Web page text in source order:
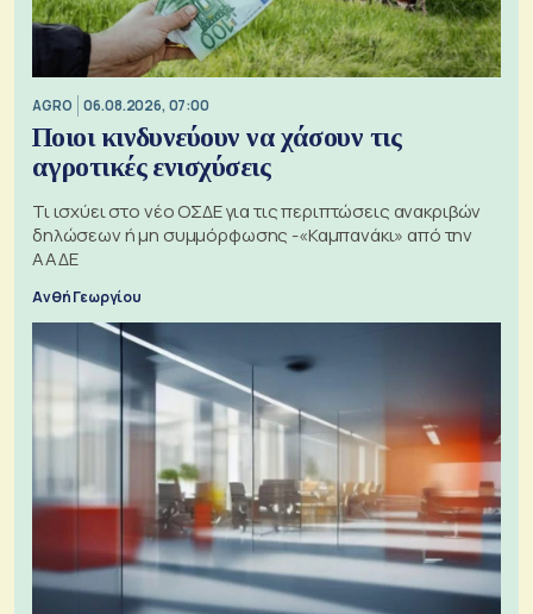
AGRO 06.08.2026, 07:00
Ποιοι κινδυνεύουν να χάσουν τις
αγροτικές ενισχύσεις
Τι ισχύει στο νέο ΟΣΔΕ για τις περιπτώσεις ανακριβών
δηλώσεων ή μη συμμόρφωσης -«Καμπανάκι» από την
ΑΑΔΕ
Ανθή Γεωργίου